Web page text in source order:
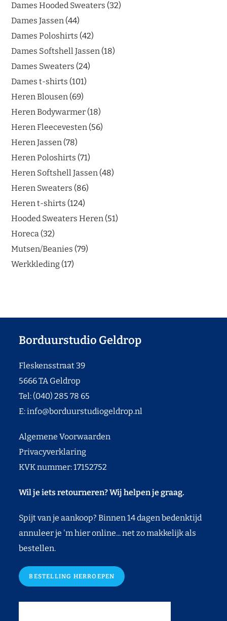
Dames Hooded Sweaters 32
Dames Jassen 44
Dames Poloshirts 42
Dames Softshell Jassen 18
Dames Sweaters 24
Dames t-shirts 101
Heren Blousen 69
Heren Bodywarmer 18
Heren Fleecevesten 56
Heren Jassen 78
Heren Poloshirts 71
Heren Softshell Jassen 48
Heren Sweaters 86
Heren t-shirts 124
Hooded Sweaters Heren 51
Horeca 32
Mutsen/Beanies 79
Werkkleding 17
Borduurstudio Geldrop
Fleskensstraat 39
5666 TA Geldrop
Tel: (040) 285 78 65
E:info@borduurstudiogeldrop.nl
Algemene Voorwaarden
Privacyverklaring
KVK nummer: 17152752
Wil je iets retourneren? Wij helpen je graag.
Spijt van je aankoop? Binnen 14 dagen bedenktijd
annuleer je 'm hier online... net zo makkelijk als
bestellen.
BESTELLING HERROEPEN